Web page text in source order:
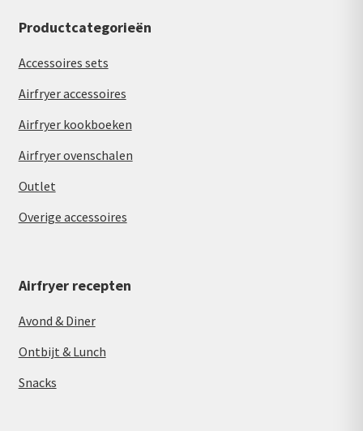
Productcategorieën
Accessoires sets
Airfryer accessoires
Airfryer kookboeken
Airfryer ovenschalen
Outlet
Overige accessoires
Airfryer recepten
Avond & Diner
Ontbijt & Lunch
Snacks